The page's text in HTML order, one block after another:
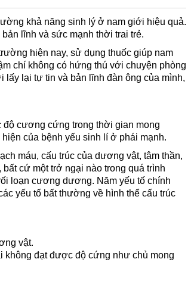
khả năng sinh lý ở nam giới hiệu quả.
lĩnh và sức mạnh thời trai trẻ.
hiện nay, sử dụng thuốc giúp nam
chí không có hứng thú với chuyện phòng
lấy lại tự tin và bản lĩnh đàn ông của mình,
cương cứng trong thời gian mong
của bệnh yếu sinh lí ở phái mạnh.
máu, cấu trúc của dương vật, tâm thần,
cứ một trở ngại nào trong quá trình
loạn cương dương. Năm yếu tố chính
yếu tố bất thường về hình thể cấu trúc
vật.
đạt được độ cứng như chủ mong